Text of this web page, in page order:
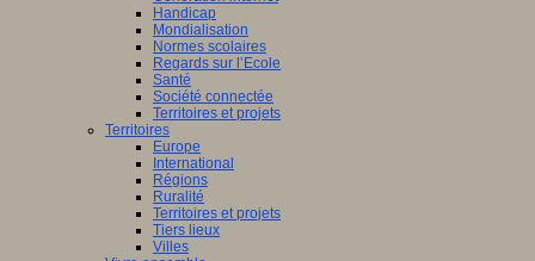
Handicap
Mondialisation
Normes scolaires
Regards sur l’Ecole
Santé
Société connectée
Territoires et projets
Territoires
Europe
International
Régions
Ruralité
Territoires et projets
Tiers lieux
Villes